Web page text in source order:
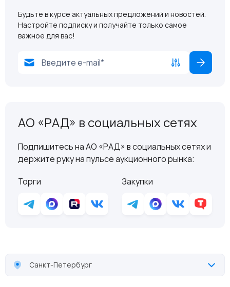
Будьте в курсе актуальных предложений и новостей.
Настройте подписку и получайте только самое
важное для вас!
АО «РАД» в социальных сетях
Подпишитесь на АО «РАД» в социальных сетях и
держите руку на пульсе аукционного рынка:
Торги
Закупки
Санкт-Петербург